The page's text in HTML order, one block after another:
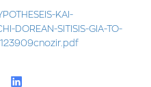
KAI-
DOREAN-SITISIS-GIA-TO-